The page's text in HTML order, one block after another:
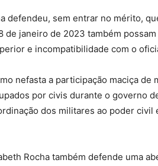
defendeu, sem entrar no mérito,
de janeiro de 2023 também
e incompatibilidade com o
nefasta a participação maciça
por civis durante o governo
dos militares ao poder
Rocha também defende uma